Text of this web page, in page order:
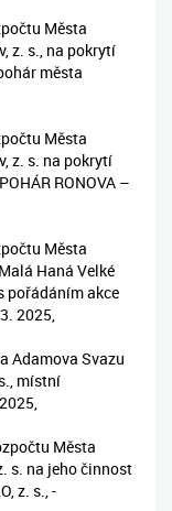
Města
z. s., na pokrytí
města
Města
z. s. na pokrytí
RONOVA –
Města
Haná Velké
pořádáním akce
2025,
Adamova Svazu
místní
Města
s. na jeho činnost
z. s., -